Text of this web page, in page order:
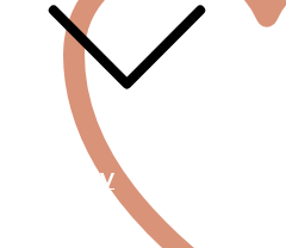
Linha +QV